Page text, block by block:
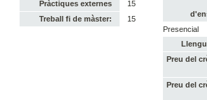
Pràctiques externes
15
Treball fi de màster:
15
Presencial
Preu del
Preu del